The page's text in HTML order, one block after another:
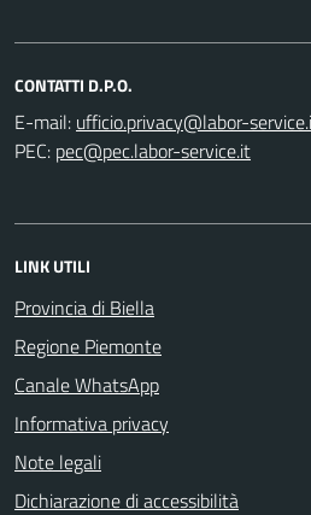
CONTATTI D.P.O.
E-mail:
PEC:
LINK UTILI
Provincia di Biella
Regione Piemonte
Canale WhatsApp
Informativa privacy
Note legali
Dichiarazione di accessibilità